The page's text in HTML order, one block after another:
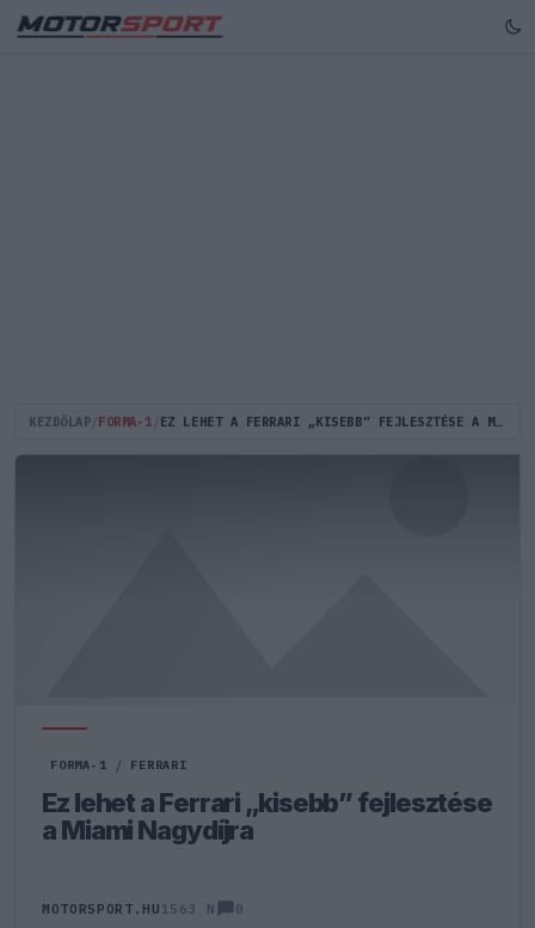
KEZDŐLAP FORMA-1 EZ LEHET A FERRARI „KISEBB” FEJLESZTÉSE A MIAMI NAGYDÍJRA
FORMA-1 / FERRARI
Ez lehet a Ferrari „kisebb” fejlesztése
a Miami Nagydíjra
MOTORSPORT.HU 1563 N 0